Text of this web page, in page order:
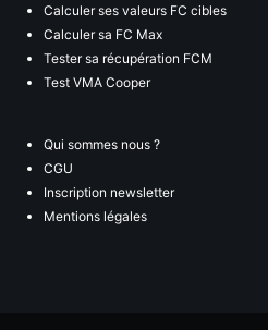
Calculer ses valeurs FC cibles
Calculer sa FC Max
Tester sa récupération FCM
Test VMA Cooper
Qui sommes nous ?
CGU
Inscription newsletter
Mentions légales